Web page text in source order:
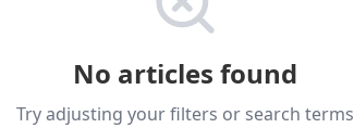
No articles found
Try adjusting your filters or search terms